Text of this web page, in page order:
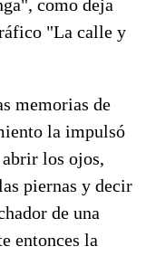
como deja
"La calle y
memorias de
la impulsó
los ojos,
piernas y decir
de una
entonces la